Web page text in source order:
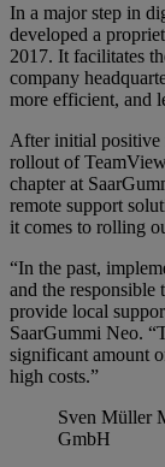
In a major step in
developed a
2017. It facilitates
company
more efficient, and
After initial positive
rollout of
chapter at
remote support
it comes to rolling
“In the past,
and the responsible
provide local
SaarGummi Neo.
significant amount
high costs.”
Sven Müller
GmbH